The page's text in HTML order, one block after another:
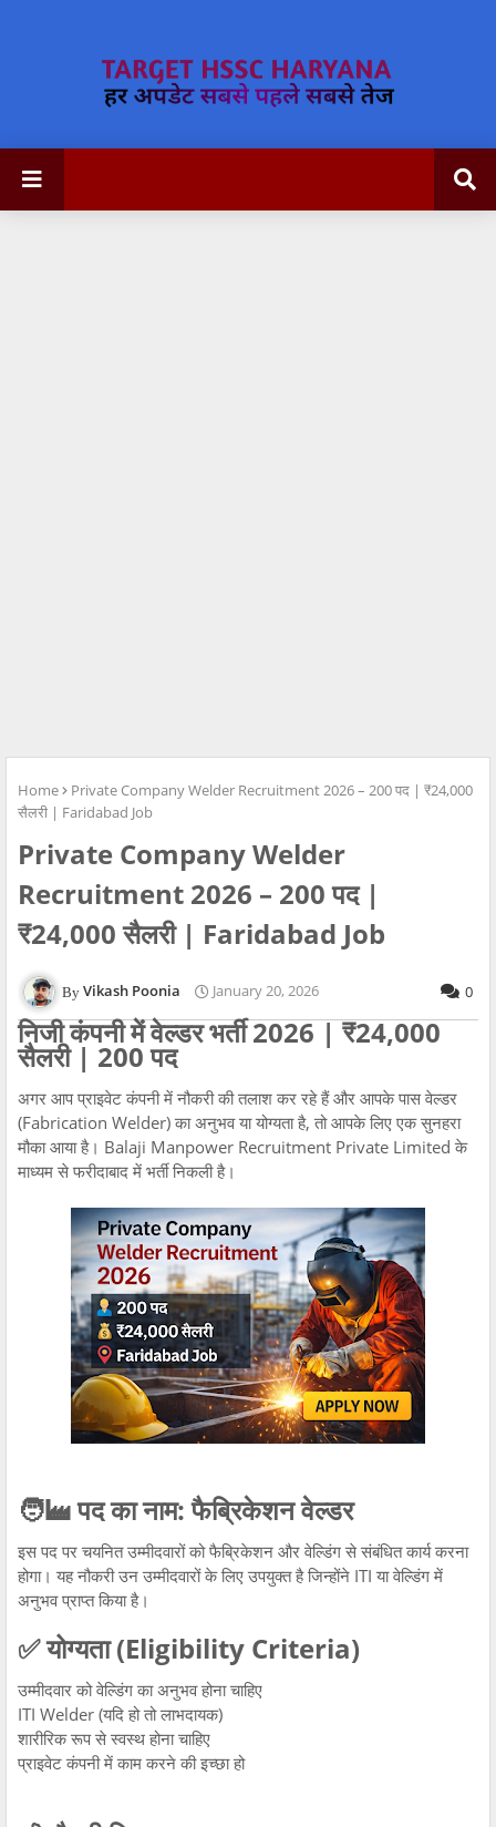
Home
Private Company Welder Recruitment 2026 – 200 पद | ₹24,000
सैलरी | Faridabad Job
Private Company Welder
Recruitment 2026 – 200 पद |
₹24,000 सैलरी | Faridabad Job
Vikash Poonia January 20, 2026 0
निजी कंपनी में वेल्डर भर्ती 2026 | ₹24,000
सैलरी | 200 पद
अगर आप प्राइवेट कंपनी में नौकरी की तलाश कर रहे हैं और आपके पास वेल्डर
(Fabrication Welder) का अनुभव या योग्यता है, तो आपके लिए एक सुनहरा
मौका आया है। Balaji Manpower Recruitment Private Limited के
माध्यम से फरीदाबाद में भर्ती निकली है।
🧑‍🏭 पद का नाम: फैब्रिकेशन वेल्डर
इस पद पर चयनित उम्मीदवारों को फैब्रिकेशन और वेल्डिंग से संबंधित कार्य करना
होगा। यह नौकरी उन उम्मीदवारों के लिए उपयुक्त है जिन्होंने ITI या वेल्डिंग में
अनुभव प्राप्त किया है।
✅ योग्यता (Eligibility Criteria)
उम्मीदवार को वेल्डिंग का अनुभव होना चाहिए
ITI Welder (यदि हो तो लाभदायक)
शारीरिक रूप से स्वस्थ होना चाहिए
प्राइवेट कंपनी में काम करने की इच्छा हो